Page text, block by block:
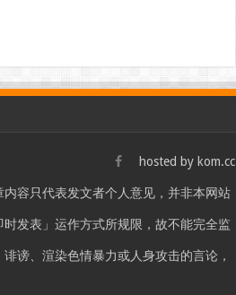
hosted by kom.cc
容只代表发文者个人意见，并非本网站
发表」运作方式所规限，故不能完全监
谤、渲染色情暴力或人身攻击的言论，